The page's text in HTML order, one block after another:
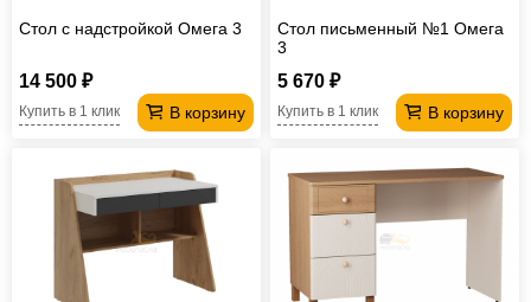
Стол с надстройкой Омега 3
14 500 ₽
В корзину
Купить в 1 клик
Стол письменный №1 Омега
3
5 670 ₽
В корзину
Купить в 1 клик